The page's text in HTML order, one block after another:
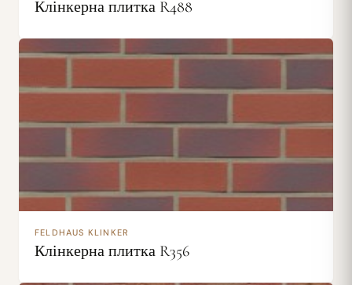
Клінкерна плитка R488
FELDHAUS KLINKER
Клінкерна плитка R356